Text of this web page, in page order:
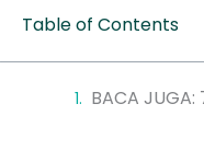
Table of Contents
BACA